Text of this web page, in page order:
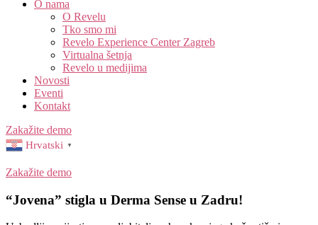
O nama
O Revelu
Tko smo mi
Revelo Experience Center Zagreb
Virtualna šetnja
Revelo u medijima
Novosti
Eventi
Kontakt
Zakažite demo
Hrvatski ▼
Zakažite demo
“Jovena” stigla u Derma Sense u Zadru!